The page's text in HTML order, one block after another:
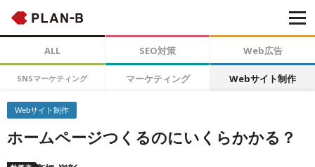
ALL SEO対策 Web広告
SNSマーケティング マーケティング Webサイト制作
Webサイト制作
ホームページつくるのにいくらかかる？